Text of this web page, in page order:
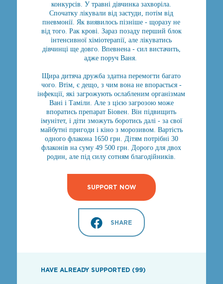
конкурсів. У травні дівчинка захворіла.
Спочатку лікували від застуди, потім від
пневмонії. Як виявилось пізніше - щоразу не
від того. Рак крові. Зараз позаду перший блок
інтенсивної хіміотерапії, але лікуватись
дівчинці ще довго. Впевнена - сил вистачить,
адже поруч Ваня.
Щира дитяча дружба здатна перемогти багато
чого. Втім, є дещо, з чим вона не впорається -
інфекції, які загрожують ослабленим організмам
Вані і Таміли. Але з цією загрозою може
впоратись препарат Біовен. Він підвищить
імунітет, і діти зможуть боротись далі - за свої
майбутні пригоди і кіно з морозивом. Вартість
одного флакона 1650 грн. Дітям потрібні 30
флаконів на суму 49 500 грн. Дорого для двох
родин, але під силу сотням благодійників.
SUPPORT NOW
SHARE
HAVE ALREADY SUPPORTED (99)